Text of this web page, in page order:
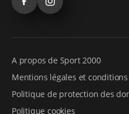
FacebookInstagram
A propos de Sport 2000
Mentions légales et
Politique de protection des
Politique cookies